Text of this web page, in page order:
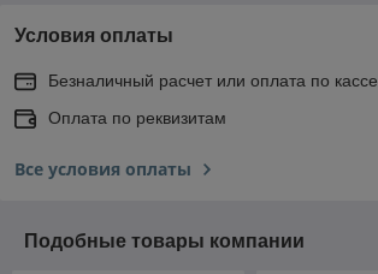
Условия оплаты
Безналичный расчет или оплата по кассе
Оплата по реквизитам
Все условия оплаты
Подобные товары компании